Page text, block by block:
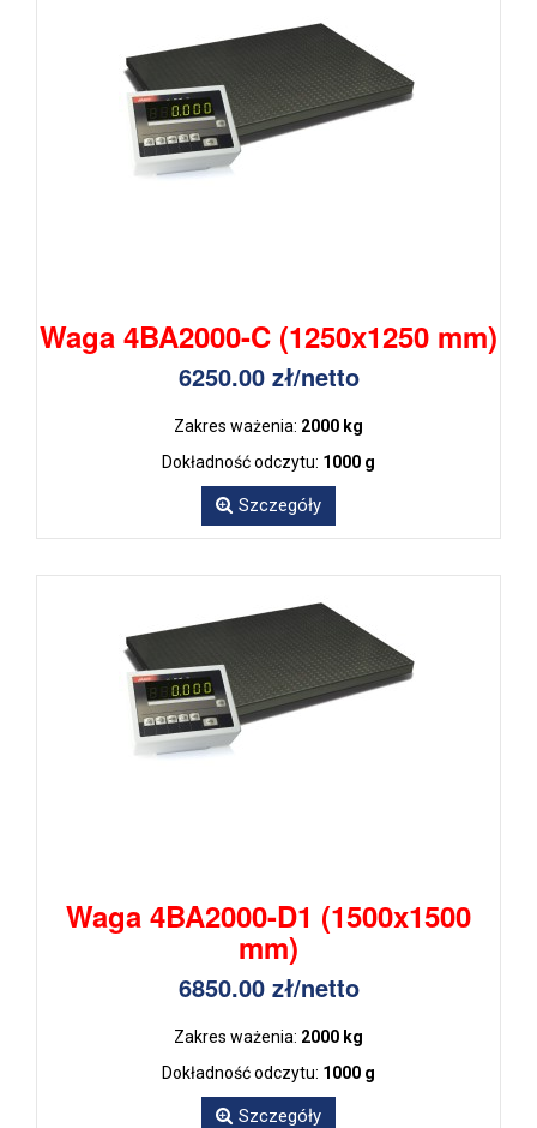
Waga 4BA2000-C (1250x1250 mm)
6250.00 zł/netto
Zakres ważenia: 2000 kg
Dokładność odczytu: 1000 g
Szczegóły
Waga 4BA2000-D1 (1500x1500
mm)
6850.00 zł/netto
Zakres ważenia: 2000 kg
Dokładność odczytu: 1000 g
Szczegóły